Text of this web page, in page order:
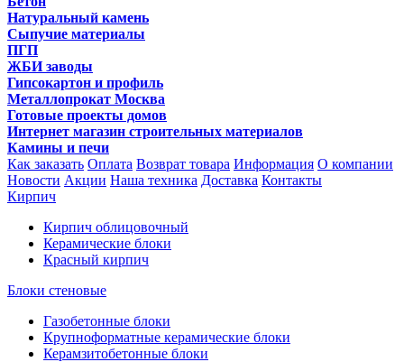
Натуральный камень
Сыпучие материалы
ПГП
ЖБИ заводы
Гипсокартон и профиль
Металлопрокат Москва
Готовые проекты домов
Интернет магазин строительных материалов
Камины и печи
Как заказать Оплата Возврат товара Информация О компании
Новости Акции Наша техника Доставка Контакты
Кирпич
Кирпич облицовочный
Керамические блоки
Красный кирпич
Блоки стеновые
Газобетонные блоки
Крупноформатные керамические блоки
Керамзитобетонные блоки